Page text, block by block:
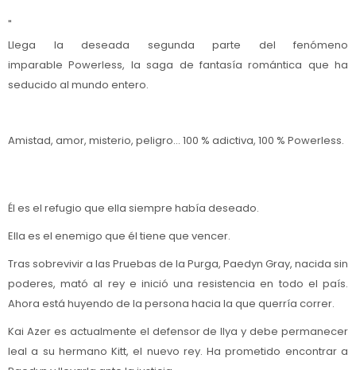
"
Llega la deseada segunda parte del fenómeno
imparable Powerless, la saga de fantasía romántica que ha
seducido al mundo entero.
Amistad, amor, misterio, peligro... 100 % adictiva, 100 % Powerless.
Él es el refugio que ella siempre había deseado.
Ella es el enemigo que él tiene que vencer.
Tras sobrevivir a las Pruebas de la Purga, Paedyn Gray, nacida sin
poderes, mató al rey e inició una resistencia en todo el país.
Ahora está huyendo de la persona hacia la que querría correr.
Kai Azer es actualmente el defensor de Ilya y debe permanecer
leal a su hermano Kitt, el nuevo rey. Ha prometido encontrar a